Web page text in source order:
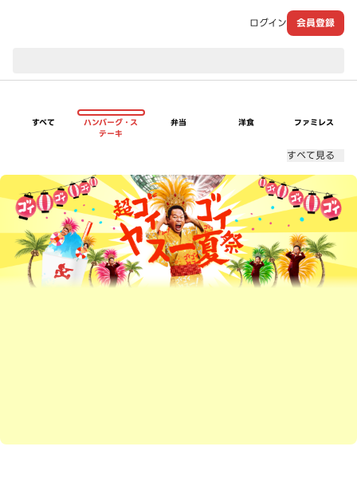
ログイン 会員登録
すべて
ハンバーグ・ス
テーキ
弁当 洋食 ファミレス
すべて見る
超ゴイゴイヤスー夏祭